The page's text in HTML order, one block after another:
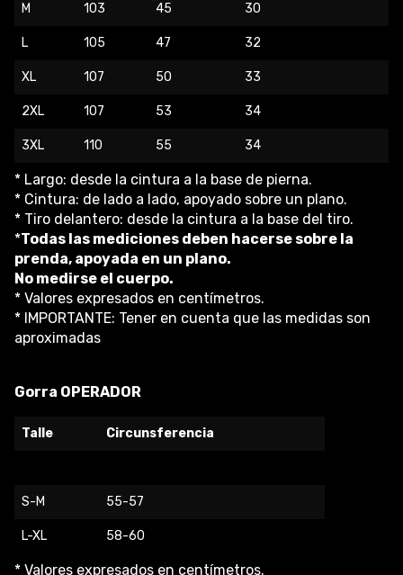
M 103 45 30
L 105 47 32
XL 107 50 33
2XL 107 53 34
3XL 110 55 34
* Largo: desde la cintura a la base de pierna.
* Cintura: de lado a lado, apoyado sobre un plano.
* Tiro delantero: desde la cintura a la base del tiro.
*Todas las mediciones deben hacerse sobre la
prenda, apoyada en un plano.
No medirse el cuerpo.
* Valores expresados en centímetros.
* IMPORTANTE: Tener en cuenta que las medidas son
aproximadas
Gorra OPERADOR
Talle Circunsferencia
S-M 55-57
L-XL 58-60
* Valores expresados en centímetros.